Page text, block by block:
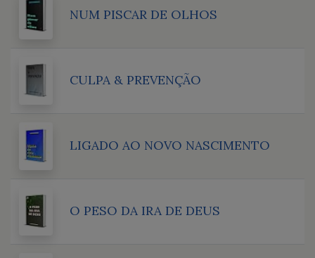
NUM PISCAR DE OLHOS
CULPA & PREVENÇÃO
LIGADO AO NOVO NASCIMENTO
O PESO DA IRA DE DEUS